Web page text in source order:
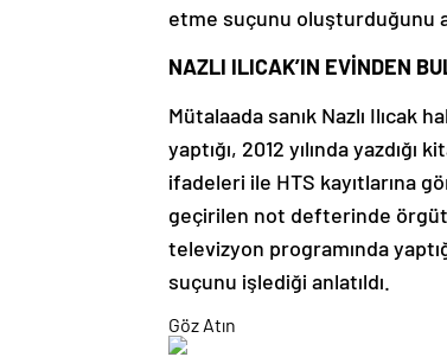
etme suçunu oluşturduğunu
NAZLI ILICAK’IN EVİNDEN
Mütalaada sanık Nazlı Ilıcak
yaptığı, 2012 yılında
ifadeleri ile HTS kayıtlarına
geçirilen not defterinde örgüt
televizyon programında
suçunu işlediği anlatıldı.
Göz Atın